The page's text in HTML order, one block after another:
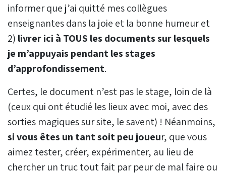
informer que j’ai quitté mes collègues
enseignantes dans la joie et la bonne humeur et
2) livrer ici à TOUS les documents sur lesquels
je m’appuyais pendant les stages
d’approfondissement.
Certes, le document n’est pas le stage, loin de là
(ceux qui ont étudié les lieux avec moi, avec des
sorties magiques sur site, le savent) ! Néanmoins,
si vous êtes un tant soit peu joueur, que vous
aimez tester, créer, expérimenter, au lieu de
chercher un truc tout fait par peur de mal faire ou